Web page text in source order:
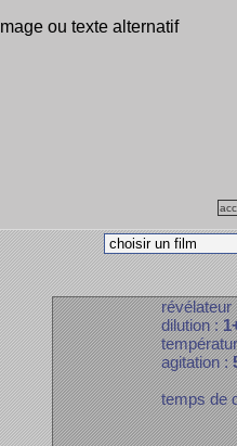
Image ou texte alternatif
révélateur
dilution :
agitation :
temps de